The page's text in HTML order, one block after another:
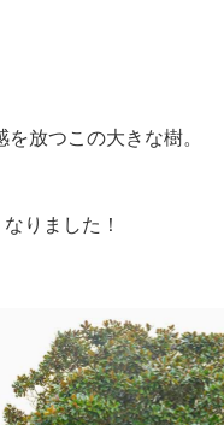
放つこの大きな樹。
りました！